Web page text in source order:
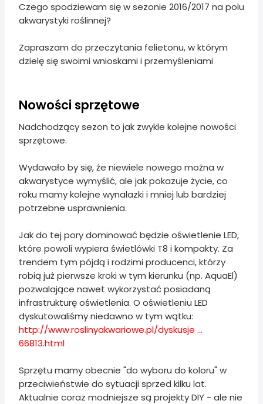
Czego spodziewam się w sezonie 2016/2017 na polu
akwarystyki roślinnej?
Zapraszam do przeczytania felietonu, w którym
dzielę się swoimi wnioskami i przemyśleniami
Nowości sprzętowe
Nadchodzący sezon to jak zwykle kolejne nowości
sprzętowe.
Wydawało by się, że niewiele nowego można w
akwarystyce wymyślić, ale jak pokazuje życie, co
roku mamy kolejne wynalazki i mniej lub bardziej
potrzebne usprawnienia.
Jak do tej pory dominować będzie oświetlenie LED,
które powoli wypiera świetlówki T8 i kompakty. Za
trendem tym pójdą i rodzimi producenci, którzy
robią już pierwsze kroki w tym kierunku (np. AquaEl)
pozwalające nawet wykorzystać posiadaną
infrastrukturę oświetlenia. O oświetleniu LED
dyskutowaliśmy niedawno w tym wątku:
http://www.roslinyakwariowe.pl/dyskusje ...
66813.html
Sprzętu mamy obecnie "do wyboru do koloru" w
przeciwieństwie do sytuacji sprzed kilku lat.
Aktualnie coraz modniejsze są projekty DIY - ale nie